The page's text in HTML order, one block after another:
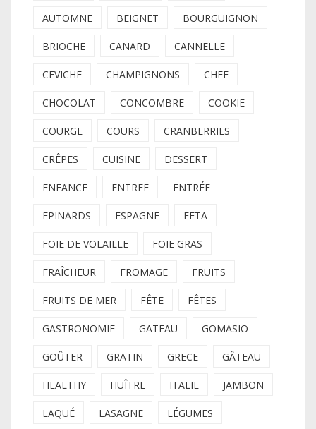
AUTOMNE BEIGNET BOURGUIGNON
BRIOCHE CANARD CANNELLE
CEVICHE CHAMPIGNONS CHEF
CHOCOLAT CONCOMBRE COOKIE
COURGE COURS CRANBERRIES
CRÊPES CUISINE DESSERT
ENFANCE ENTREE ENTRÉE
EPINARDS ESPAGNE FETA
FOIE DE VOLAILLE FOIE GRAS
FRAÎCHEUR FROMAGE FRUITS
FRUITS DE MER FÊTE FÊTES
GASTRONOMIE GATEAU GOMASIO
GOÛTER GRATIN GRECE GÂTEAU
HEALTHY HUÎTRE ITALIE JAMBON
LAQUÉ LASAGNE LÉGUMES